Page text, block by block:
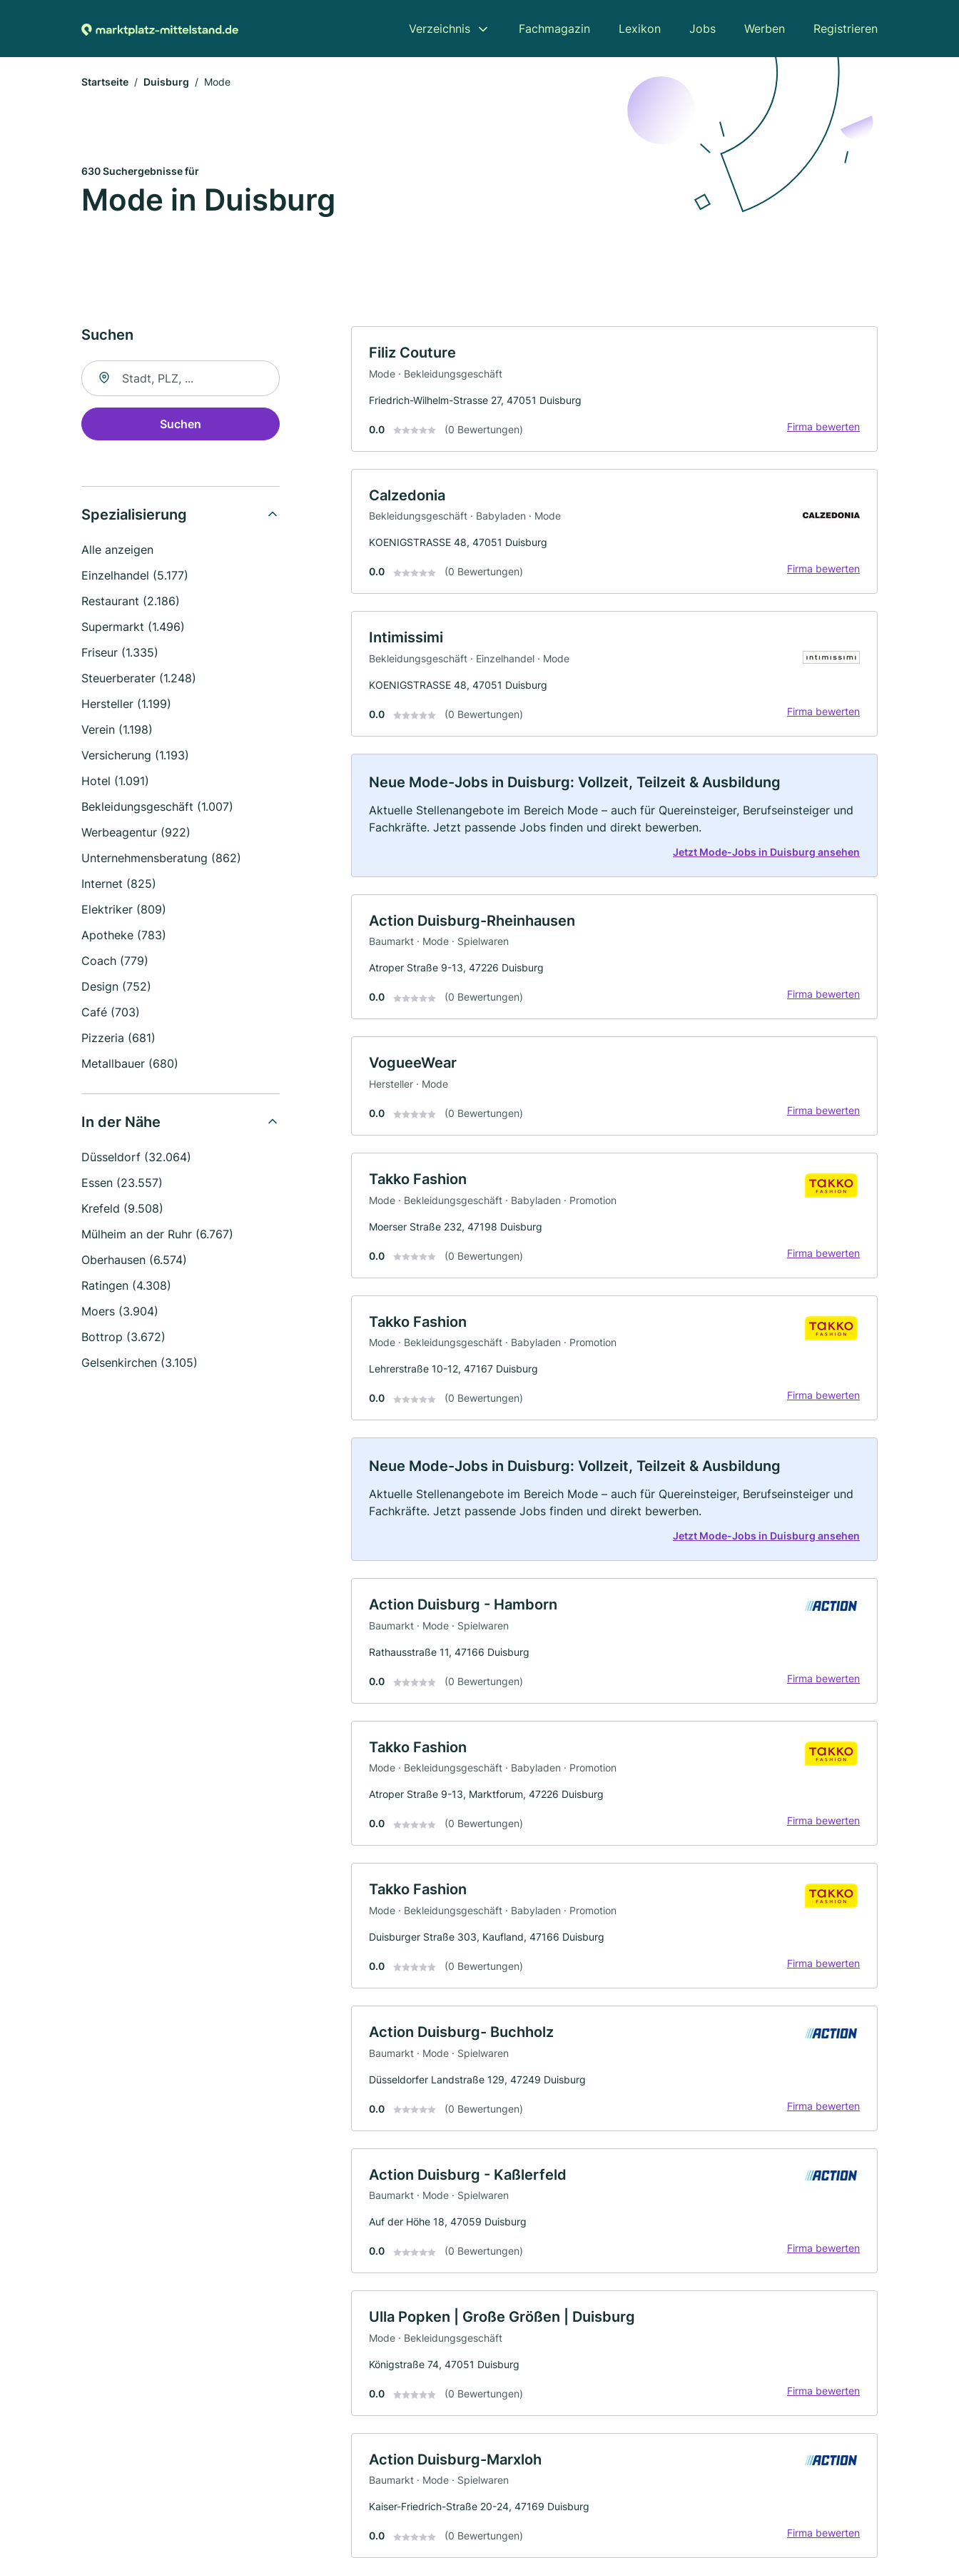
Verzeichnis Fachmagazin Lexikon Jobs Werben Registrieren
Startseite Duisburg Mode
630 Suchergebnisse für
Mode in Duisburg
Suchen
Suche nach Ort
Suchen
Spezialisierung
Alle anzeigen
Einzelhandel (5.177)
Restaurant (2.186)
Supermarkt (1.496)
Friseur (1.335)
Steuerberater (1.248)
Hersteller (1.199)
Verein (1.198)
Versicherung (1.193)
Hotel (1.091)
Bekleidungsgeschäft (1.007)
Werbeagentur (922)
Unternehmensberatung (862)
Internet (825)
Elektriker (809)
Apotheke (783)
Coach (779)
Design (752)
Café (703)
Pizzeria (681)
Metallbauer (680)
In der Nähe
Düsseldorf (32.064)
Essen (23.557)
Krefeld (9.508)
Mülheim an der Ruhr (6.767)
Oberhausen (6.574)
Ratingen (4.308)
Moers (3.904)
Bottrop (3.672)
Gelsenkirchen (3.105)
Filiz Couture
Mode · Bekleidungsgeschäft
Friedrich-Wilhelm-Strasse 27, 47051 Duisburg
0.0 (0 Bewertungen) Firma bewerten
Calzedonia
Bekleidungsgeschäft · Babyladen · Mode
KOENIGSTRASSE 48, 47051 Duisburg
0.0 (0 Bewertungen) Firma bewerten
Intimissimi
Bekleidungsgeschäft · Einzelhandel · Mode
KOENIGSTRASSE 48, 47051 Duisburg
0.0 (0 Bewertungen) Firma bewerten
Neue Mode-Jobs in Duisburg: Vollzeit, Teilzeit & Ausbildung
Aktuelle Stellenangebote im Bereich Mode – auch für Quereinsteiger, Berufseinsteiger und
Fachkräfte. Jetzt passende Jobs finden und direkt bewerben.
Jetzt Mode-Jobs in Duisburg ansehen
Action Duisburg-Rheinhausen
Baumarkt · Mode · Spielwaren
Atroper Straße 9-13, 47226 Duisburg
0.0 (0 Bewertungen) Firma bewerten
VogueeWear
Hersteller · Mode
0.0 (0 Bewertungen) Firma bewerten
Takko Fashion
Mode · Bekleidungsgeschäft · Babyladen · Promotion
Moerser Straße 232, 47198 Duisburg
0.0 (0 Bewertungen) Firma bewerten
Takko Fashion
Mode · Bekleidungsgeschäft · Babyladen · Promotion
Lehrerstraße 10-12, 47167 Duisburg
0.0 (0 Bewertungen) Firma bewerten
Neue Mode-Jobs in Duisburg: Vollzeit, Teilzeit & Ausbildung
Aktuelle Stellenangebote im Bereich Mode – auch für Quereinsteiger, Berufseinsteiger und
Fachkräfte. Jetzt passende Jobs finden und direkt bewerben.
Jetzt Mode-Jobs in Duisburg ansehen
Action Duisburg - Hamborn
Baumarkt · Mode · Spielwaren
Rathausstraße 11, 47166 Duisburg
0.0 (0 Bewertungen) Firma bewerten
Takko Fashion
Mode · Bekleidungsgeschäft · Babyladen · Promotion
Atroper Straße 9-13, Marktforum, 47226 Duisburg
0.0 (0 Bewertungen) Firma bewerten
Takko Fashion
Mode · Bekleidungsgeschäft · Babyladen · Promotion
Duisburger Straße 303, Kaufland, 47166 Duisburg
0.0 (0 Bewertungen) Firma bewerten
Action Duisburg- Buchholz
Baumarkt · Mode · Spielwaren
Düsseldorfer Landstraße 129, 47249 Duisburg
0.0 (0 Bewertungen) Firma bewerten
Action Duisburg - Kaßlerfeld
Baumarkt · Mode · Spielwaren
Auf der Höhe 18, 47059 Duisburg
0.0 (0 Bewertungen) Firma bewerten
Ulla Popken | Große Größen | Duisburg
Mode · Bekleidungsgeschäft
Königstraße 74, 47051 Duisburg
0.0 (0 Bewertungen) Firma bewerten
Action Duisburg-Marxloh
Baumarkt · Mode · Spielwaren
Kaiser-Friedrich-Straße 20-24, 47169 Duisburg
0.0 (0 Bewertungen) Firma bewerten